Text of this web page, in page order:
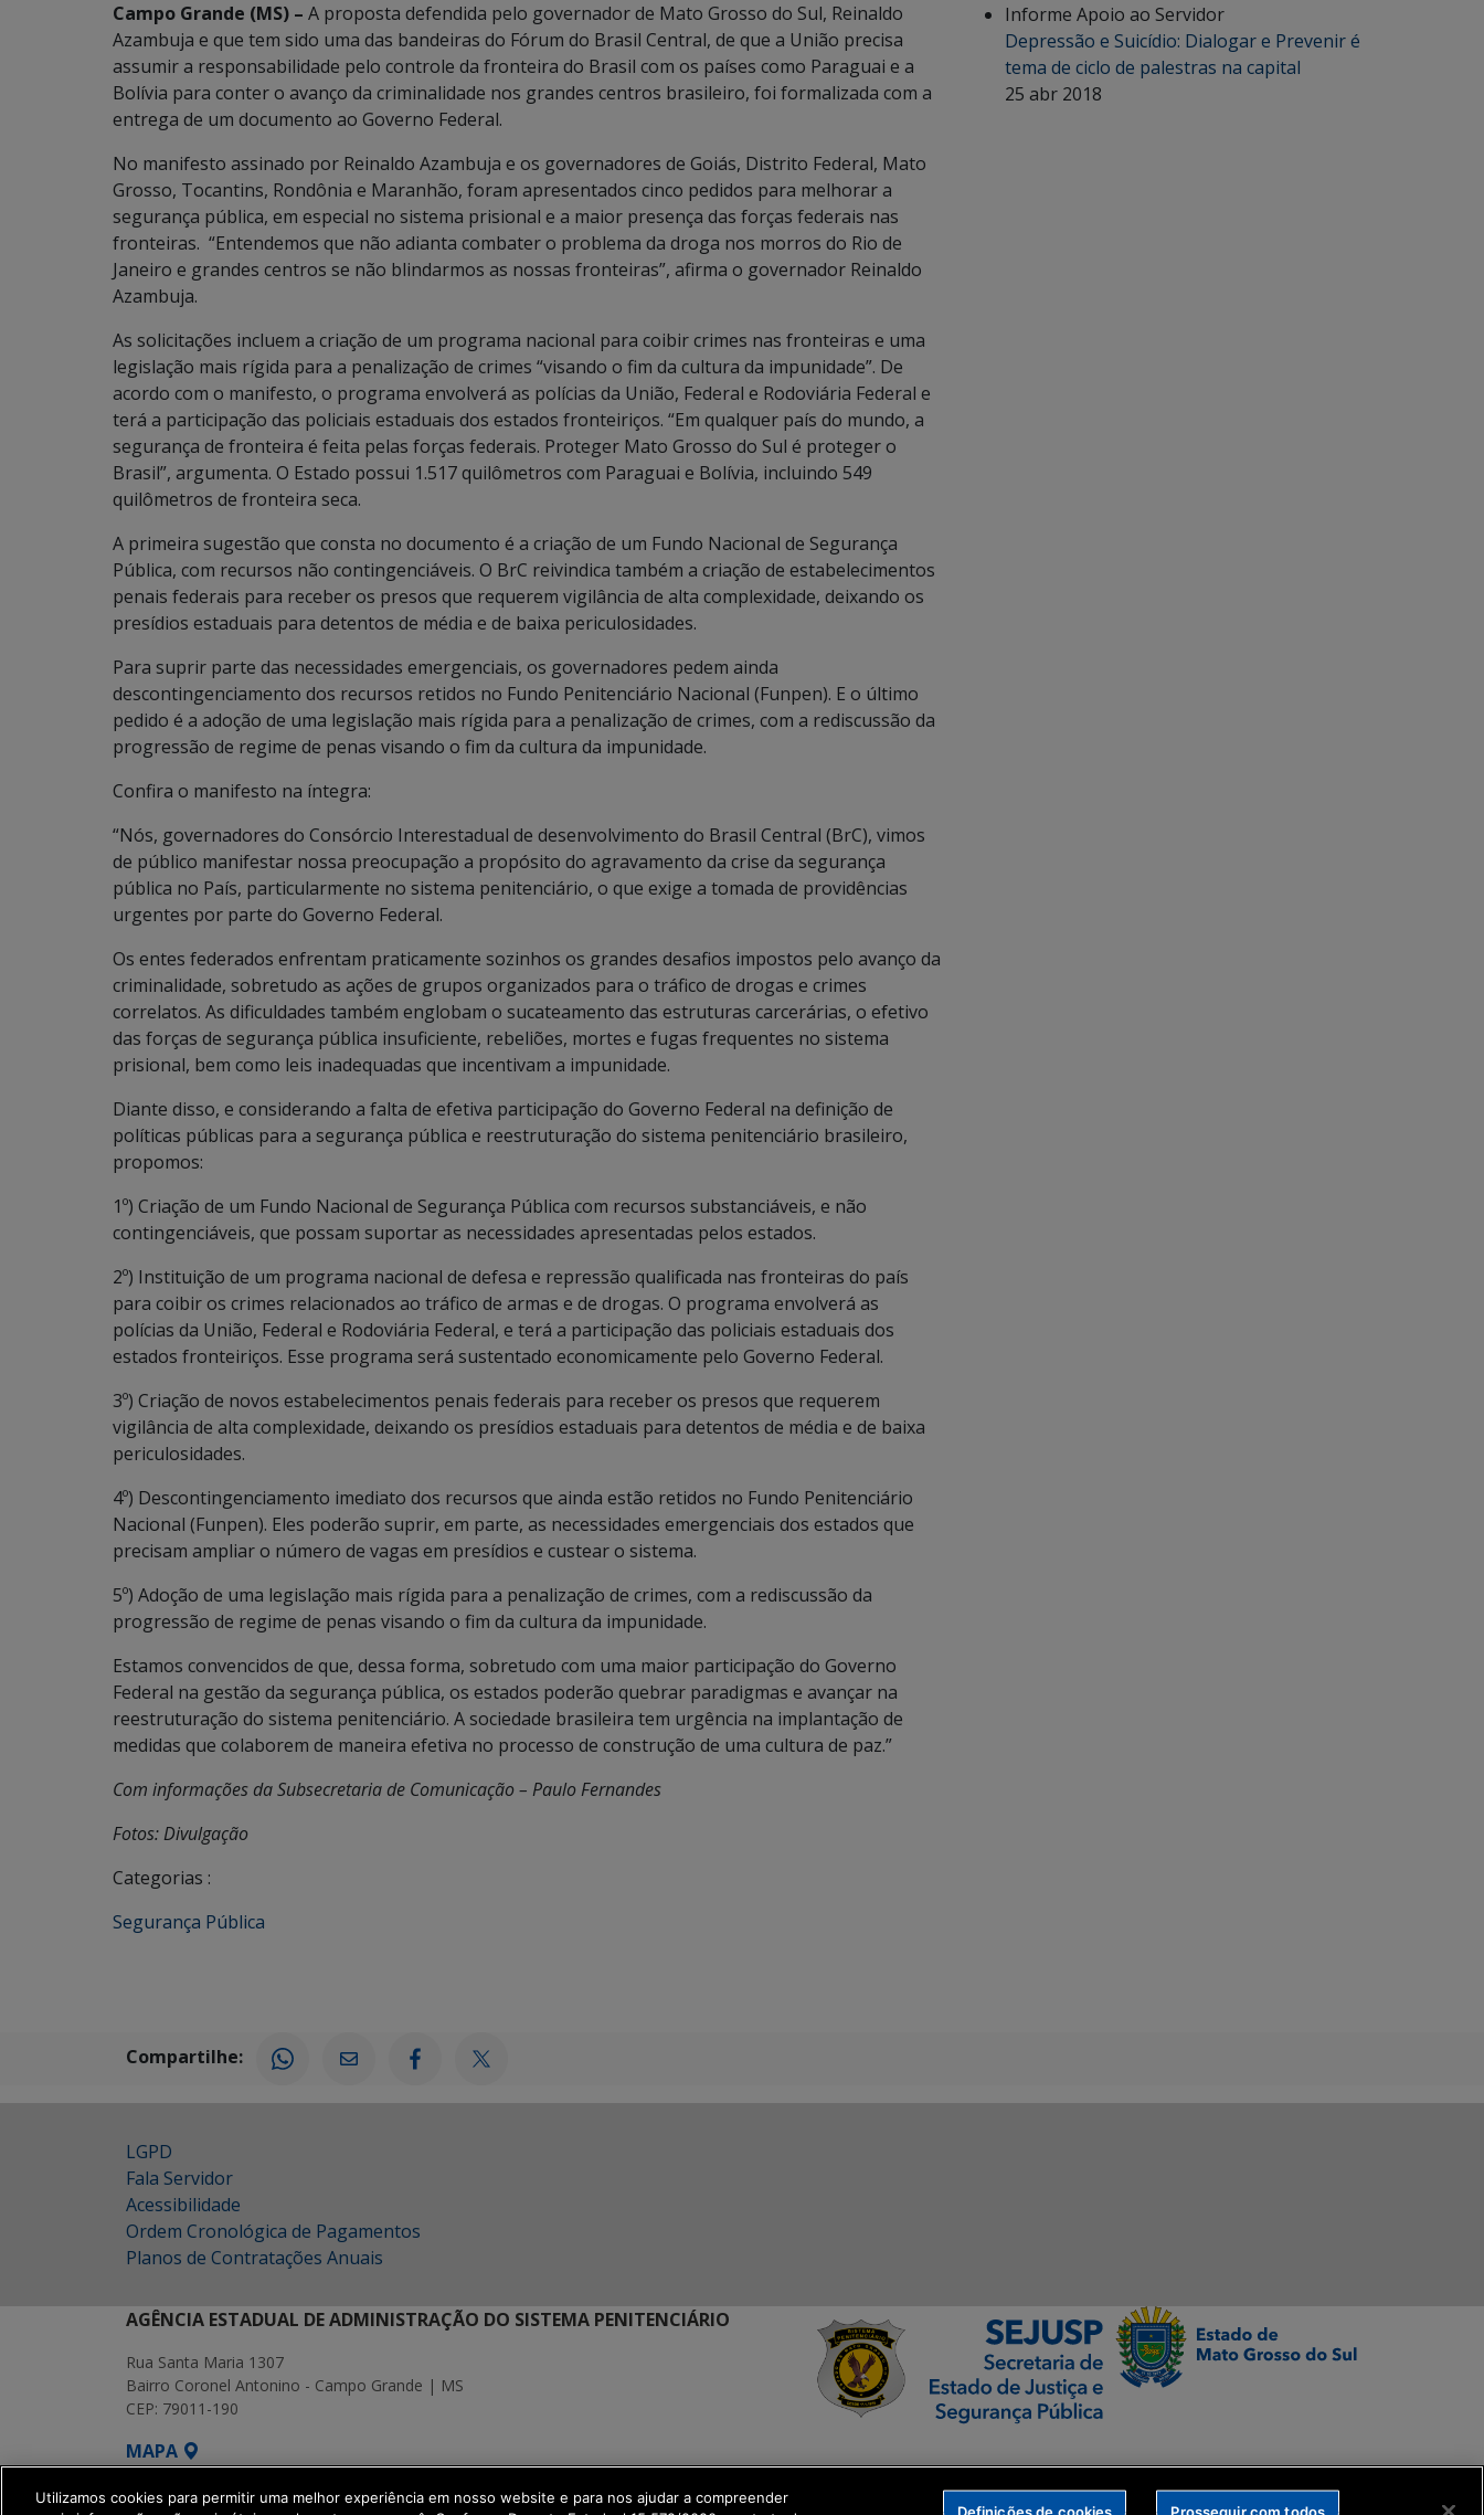
Campo Grande (MS) – A proposta defendida pelo governador de Mato Grosso do Sul, Reinaldo
Azambuja e que tem sido uma das bandeiras do Fórum do Brasil Central, de que a União precisa
assumir a responsabilidade pelo controle da fronteira do Brasil com os países como Paraguai e a
Bolívia para conter o avanço da criminalidade nos grandes centros brasileiro, foi formalizada com a
entrega de um documento ao Governo Federal.
No manifesto assinado por Reinaldo Azambuja e os governadores de Goiás, Distrito Federal, Mato
Grosso, Tocantins, Rondônia e Maranhão, foram apresentados cinco pedidos para melhorar a
segurança pública, em especial no sistema prisional e a maior presença das forças federais nas
fronteiras. “Entendemos que não adianta combater o problema da droga nos morros do Rio de
Janeiro e grandes centros se não blindarmos as nossas fronteiras”, afirma o governador Reinaldo
Azambuja.
As solicitações incluem a criação de um programa nacional para coibir crimes nas fronteiras e uma
legislação mais rígida para a penalização de crimes “visando o fim da cultura da impunidade”. De
acordo com o manifesto, o programa envolverá as polícias da União, Federal e Rodoviária Federal e
terá a participação das policiais estaduais dos estados fronteiriços. “Em qualquer país do mundo, a
segurança de fronteira é feita pelas forças federais. Proteger Mato Grosso do Sul é proteger o
Brasil”, argumenta. O Estado possui 1.517 quilômetros com Paraguai e Bolívia, incluindo 549
quilômetros de fronteira seca.
A primeira sugestão que consta no documento é a criação de um Fundo Nacional de Segurança
Pública, com recursos não contingenciáveis. O BrC reivindica também a criação de estabelecimentos
penais federais para receber os presos que requerem vigilância de alta complexidade, deixando os
presídios estaduais para detentos de média e de baixa periculosidades.
Para suprir parte das necessidades emergenciais, os governadores pedem ainda
descontingenciamento dos recursos retidos no Fundo Penitenciário Nacional (Funpen). E o último
pedido é a adoção de uma legislação mais rígida para a penalização de crimes, com a rediscussão da
progressão de regime de penas visando o fim da cultura da impunidade.
Confira o manifesto na íntegra:
“Nós, governadores do Consórcio Interestadual de desenvolvimento do Brasil Central (BrC), vimos
de público manifestar nossa preocupação a propósito do agravamento da crise da segurança
pública no País, particularmente no sistema penitenciário, o que exige a tomada de providências
urgentes por parte do Governo Federal.
Os entes federados enfrentam praticamente sozinhos os grandes desafios impostos pelo avanço da
criminalidade, sobretudo as ações de grupos organizados para o tráfico de drogas e crimes
correlatos. As dificuldades também englobam o sucateamento das estruturas carcerárias, o efetivo
das forças de segurança pública insuficiente, rebeliões, mortes e fugas frequentes no sistema
prisional, bem como leis inadequadas que incentivam a impunidade.
Diante disso, e considerando a falta de efetiva participação do Governo Federal na definição de
políticas públicas para a segurança pública e reestruturação do sistema penitenciário brasileiro,
propomos:
1º) Criação de um Fundo Nacional de Segurança Pública com recursos substanciáveis, e não
contingenciáveis, que possam suportar as necessidades apresentadas pelos estados.
2º) Instituição de um programa nacional de defesa e repressão qualificada nas fronteiras do país
para coibir os crimes relacionados ao tráfico de armas e de drogas. O programa envolverá as
polícias da União, Federal e Rodoviária Federal, e terá a participação das policiais estaduais dos
estados fronteiriços. Esse programa será sustentado economicamente pelo Governo Federal.
3º) Criação de novos estabelecimentos penais federais para receber os presos que requerem
vigilância de alta complexidade, deixando os presídios estaduais para detentos de média e de baixa
periculosidades.
4º) Descontingenciamento imediato dos recursos que ainda estão retidos no Fundo Penitenciário
Nacional (Funpen). Eles poderão suprir, em parte, as necessidades emergenciais dos estados que
precisam ampliar o número de vagas em presídios e custear o sistema.
5º) Adoção de uma legislação mais rígida para a penalização de crimes, com a rediscussão da
progressão de regime de penas visando o fim da cultura da impunidade.
Estamos convencidos de que, dessa forma, sobretudo com uma maior participação do Governo
Federal na gestão da segurança pública, os estados poderão quebrar paradigmas e avançar na
reestruturação do sistema penitenciário. A sociedade brasileira tem urgência na implantação de
medidas que colaborem de maneira efetiva no processo de construção de uma cultura de paz.”
Com informações da Subsecretaria de Comunicação – Paulo Fernandes
Fotos: Divulgação
Categorias :
Segurança Pública
Informe Apoio ao Servidor
Depressão e Suicídio: Dialogar e Prevenir é
tema de ciclo de palestras na capital
25 abr 2018
Compartilhe:
LGPD
Fala Servidor
Acessibilidade
Ordem Cronológica de Pagamentos
Planos de Contratações Anuais
AGÊNCIA ESTADUAL DE ADMINISTRAÇÃO DO SISTEMA PENITENCIÁRIO
Rua Santa Maria 1307
Bairro Coronel Antonino - Campo Grande | MS
CEP: 79011-190
MAPA
SETDIG | Secretaria-Executiva de Transformação Digital
Utilizamos cookies para permitir uma melhor experiência em nosso website e para nos ajudar a compreender
Definições de cookies Prosseguir com todos